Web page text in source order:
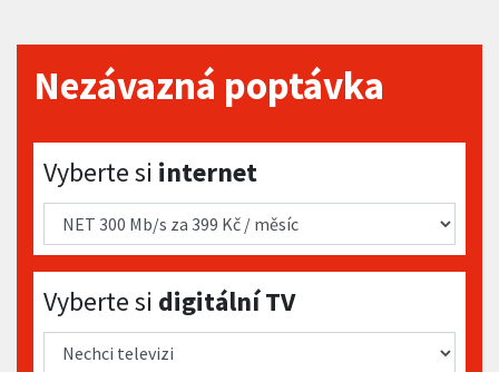
Nezávazná poptávka
Vyberte si internet
Vyberte si internet
Vyberte si digitální TV
Vyberte si digitální TV